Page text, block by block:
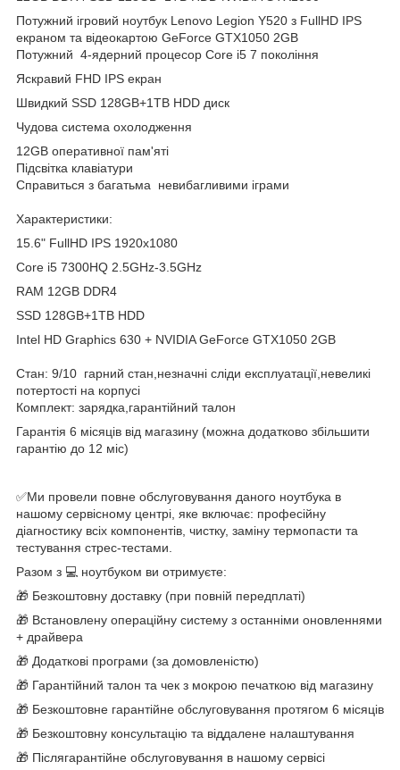
Потужний ігровий ноутбук Lenovo Legion Y520 з FullHD IPS
екраном та відеокартою GeForce GTX1050 2GB
Потужний 4-ядерний процесор Core i5 7 покоління
Яскравий FHD IPS екран
Швидкий SSD 128GB+1TB HDD диск
Чудова система охолодження
12GB оперативної пам'яті
Підсвітка клавіатури
Cправиться з багатьма невибагливими іграми
Характеристики:
15.6" FullHD IPS 1920x1080
Core i5 7300HQ 2.5GHz-3.5GHz
RAM 12GB DDR4
SSD 128GB+1TB HDD
Intel HD Graphics 630 + NVIDIA GeForce GTX1050 2GB
Стан: 9/10 гарний стан,незначні сліди експлуатації,невеликі
потертості на корпусі
Комплект: зарядка,гарантійний талон
Гарантія 6 місяців від магазину (можна додатково збільшити
гарантію до 12 міс)
✅Ми провели повне обслуговування даного ноутбука в
нашому сервісному центрі, яке включає: професійну
діагностику всіх компонентів, чистку, заміну термопасти та
тестування стрес-тестами.
Разом з 💻 ноутбуком ви отримуєте:
🎁 Безкоштовну доставку (при повній передплаті)
🎁 Встановлену операційну систему з останніми оновленнями
+ драйвера
🎁 Додаткові програми (за домовленістю)
🎁 Гарантійний талон та чек з мокрою печаткою від магазину
🎁 Безкоштовне гарантійне обслуговування протягом 6 місяців
🎁 Безкоштовну консультацію та віддалене налаштування
🎁 Післягарантійне обслуговування в нашому сервісі